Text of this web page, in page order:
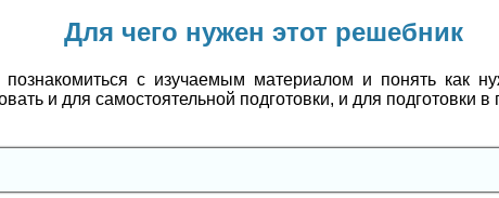
Для чего нужен этот решебник
с изучаемым материалом и понять как
и для самостоятельной подготовки, и для подготовки в